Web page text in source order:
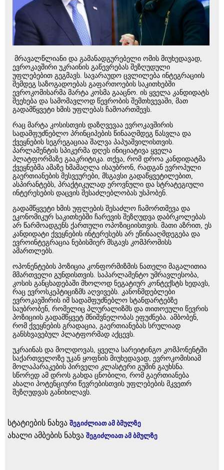
მრავალწლიანი და გამანადგურებელი ომის მიუხედავად,
ევროკავშირი უკრაინის გაწევრებას შეზღუდული
უფლებებით გეგმავს. სავარაუდო ცვლილება ინტეგრაციის
შემდეგ საზოგადოებას გაფართოების საკითხებში
ევროკომისარმა მარტა კოსმა გააცნო. ის ყველა კანდიდატს
შეეხება და სამომავლოდ წევრობის შემთხვევაში, მათ
გადამწყვეტი ხმის უფლებას ჩამოართმევს.
რაც მარტა კოსისთვის დაზღვევაა ევროკავშირის
სადამფუძნებლო პრინციპების წინააღმდეგ წასვლა და
ქვეყნების სეგრეგაციაა შალვა პაპუაშვილისთვის.
პარლამენტის სპიკერმა დღეს ინიციატივა ყველა
პლატფორმაზე გააკრიტიკა. თქვა, რომ დროა კანდიდატმა
ქვეყნებმა ამაზე ხმამაღლა ისაუბრონ, რადგან ევროპული
გაერთიანების მესვეურები, მსგავსი გადაწყვეტილებით,
ასპირანტებს, პრაქტიკულად ეროვნული და სტრატეგიული
ინტერესების დაცვის შესაძლებლობას უსპობენ.
გადამწყვეტი ხმის უფლების შესაძლო ჩამორთმევა და
ეკონომიკურ საკითხებში ჩარევის შეზღუდვა დაბრკოლებას
არ წარმოადგენს ქართული ოპოზიციისთვის. მათი აზრით, ეს
კანდიდატი ქვეყნების ინტერესებს არ ეწინააღმდეგება და
ევროინტეგრაცია ნებისმიერ მსგავს კომპრომისს
ამართლებს.
ოპონენტების პოზიცია კონფორმიზმის ნათელი მაგალითია
მმართველი გუნდისთვის. საპარლამენტო უმრავლესობა,
კოსის განცხადებაში მხოლოდ ნეგატიურ კონტექსტს ხედავს,
რაც ევროსკეპტიციზმს აღვივებს. კანონმდებლები
ევროკავშირის იმ სადამფუძნებლო სტანდარტებზე
საუბრობენ, რომელიც პლურალიზმს და თითოეული წევრის
პოზიციის გადამწყვეტ მნიშვნელობას ეფუძნება. ამბობენ,
რომ ქვეყნების გრადაცია, გაერთიანებას სრულიად
განსხვავებულ პლატფორმად აქცევს.
უკრაინას და მოლდოვას, ყველა სარეიტინგო კომპონენტში
საქართველოზე უკან ყოფნის მიუხედავად, ევროკომისიამ
მოლაპარაკების პირველი კლასტერი გუშინ გაუხსნა.
სწორედ ამ დროს გახდა ცნობილი, რომ გაერთიანება
ახალი პოტენციური წევრებისთვის უფლებების მკვეთრ
შეზღუდვას განიხილავს.
სტატიების ნახვა შეგიძლიათ ამ ბმულზე
ახალი ამბების ნახვა შეგიძლიათ ამ ბმულზე